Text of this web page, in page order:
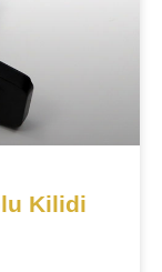
Kilidi